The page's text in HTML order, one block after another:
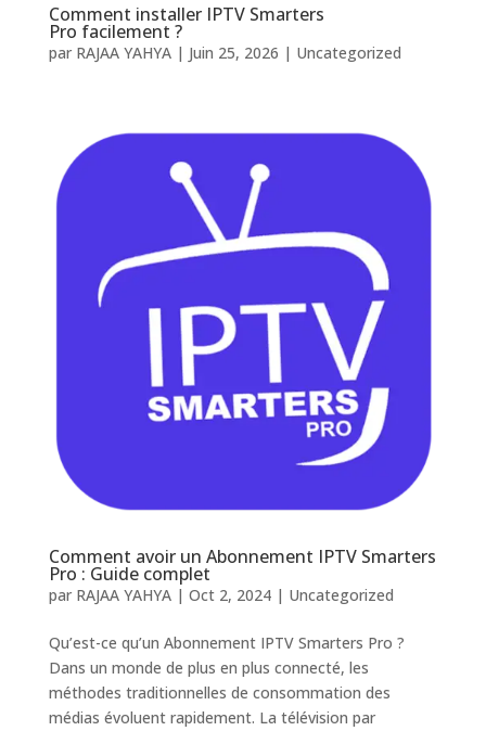
Comment installer IPTV Smarters
Pro facilement ?
par RAJAA YAHYA| Juin 25, 2026 | Uncategorized
Comment avoir un Abonnement IPTV Smarters
Pro : Guide complet
par RAJAA YAHYA| Oct 2, 2024| Uncategorized
Qu’est-ce qu’un Abonnement IPTV Smarters Pro ?
Dans un monde de plus en plus connecté, les
méthodes traditionnelles de consommation des
médias évoluent rapidement. La télévision par